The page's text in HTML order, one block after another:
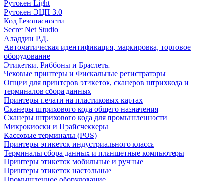
Рутокен Light
Рутокен ЭЦП 3.0
Код Безопасности
Secret Net Studio
Аладдин Р.Д.
Автоматическая идентификация, маркировка, торговое
оборудование
Этикетки, Риббоны и Браслеты
Чековые принтеры и Фискальные регистраторы
Опции для принтеров этикеток, сканеров штрихкода и
терминалов сбора данных
Принтеры печати на пластиковых картах
Сканеры штрихового кода общего назначения
Сканеры штрихового кода для промышленности
Микрокиоски и Прайсчеккеры
Кассовые терминалы (POS)
Принтеры этикеток индустриального класса
Терминалы сбора данных и планшетные компьютеры
Принтеры этикеток мобильные и ручные
Принтеры этикеток настольные
Промышленное оборудование